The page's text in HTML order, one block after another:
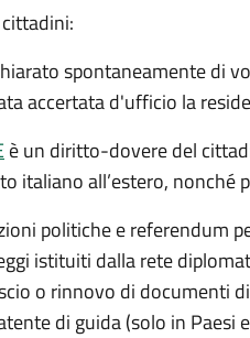
spontaneamente di
accertata d'ufficio la
è un diritto-dovere del
italiano all’estero, nonché
politiche e referendum
istituiti dalla rete
o rinnovo di documenti
di guida (solo in Paesi